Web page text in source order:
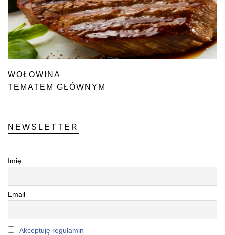
WOŁOWINA
TEMATEM GŁÓWNYM
NEWSLETTER
Imię
Email
Akceptuję regulamin